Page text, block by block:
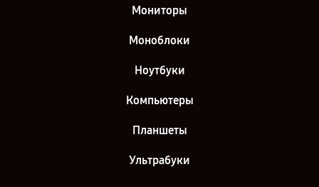
Мониторы
Моноблоки
Ноутбуки
Компьютеры
Планшеты
Ультрабуки